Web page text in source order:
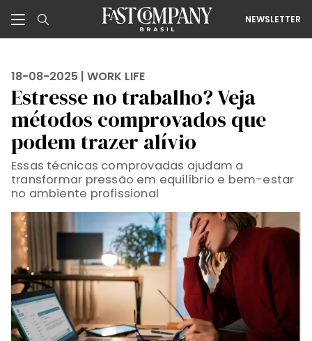
NEWSLETTER
18-08-2025 | WORK LIFE
Estresse no trabalho? Veja
métodos comprovados que
podem trazer alívio
Essas técnicas comprovadas ajudam a
transformar pressão em equilíbrio e bem-estar
no ambiente profissional